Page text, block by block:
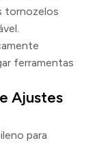
tornozelos
ferramentas
Ajustes
para